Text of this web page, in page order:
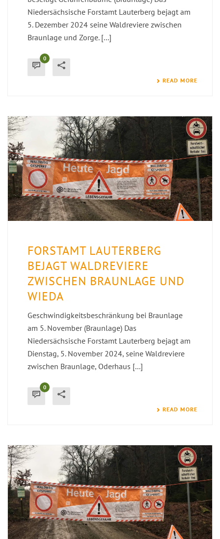
Niedersächsische Forstamt Lauterberg bejagt am
5. Dezember 2024 seine Waldreviere zwischen
Braunlage und Zorge. [...]
0
READ MORE
FORSTAMT LAUTERBERG
BEJAGT WALDREVIERE
ZWISCHEN BRAUNLAGE UND
WIEDA
Geschwindigkeitsbeschränkung bei Braunlage
am 5. November (Braunlage) Das
Niedersächsische Forstamt Lauterberg bejagt am
Dienstag, 5. November 2024, seine Waldreviere
zwischen Braunlage, Oderhaus [...]
0
READ MORE